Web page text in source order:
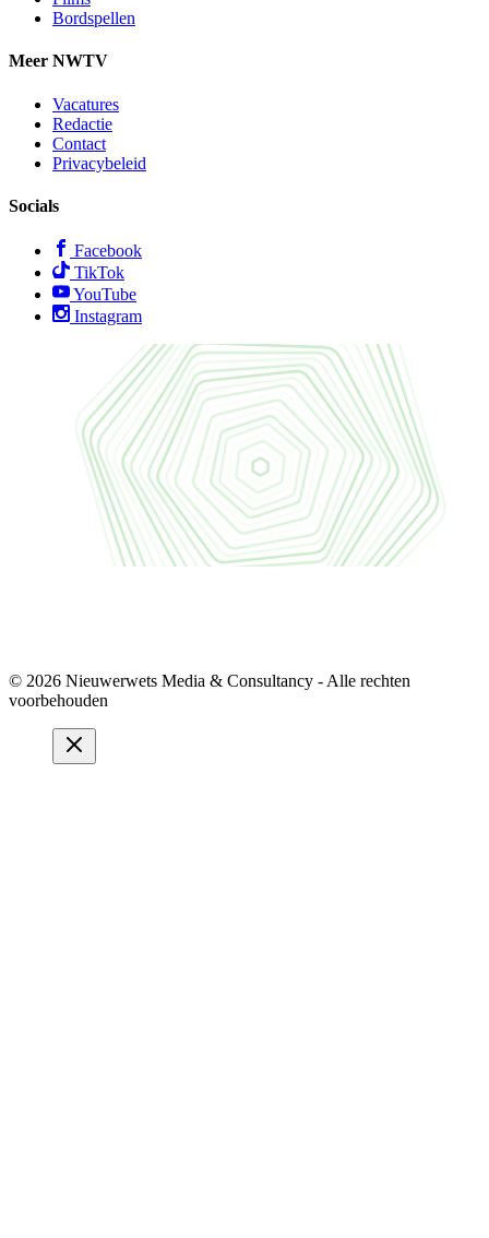
Bordspellen
Meer NWTV
Vacatures
Redactie
Contact
Privacybeleid
Socials
Facebook
TikTok
YouTube
Instagram
© 2026 Nieuwerwets Media & Consultancy - Alle rechten
voorbehouden